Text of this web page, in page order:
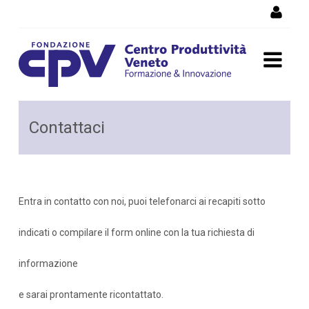
Contattaci
Contattaci
Entra in contatto con noi, puoi telefonarci ai recapiti sotto
indicati o compilare il form online con la tua richiesta di
informazione
e sarai prontamente ricontattato.